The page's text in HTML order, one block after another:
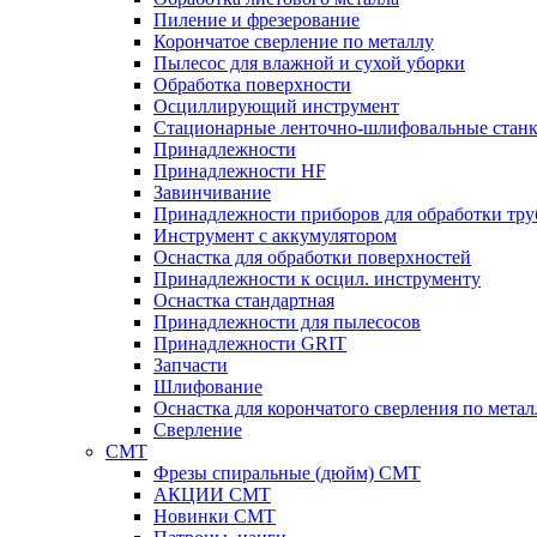
Пиление и фрезерование
Корончатое сверление по металлу
Пылесос для влажной и сухой уборки
Обработка поверхности
Осциллирующий инструмент
Стационарные ленточно-шлифовальные
Принадлежности
Принадлежности HF
Завинчивание
Принадлежности приборов для обработки
Инструмент с аккумулятором
Оснастка для обработки поверхностей
Принадлежности к осцил. инструменту
Оснастка стандартная
Принадлежности для пылесосов
Принадлежности GRIT
Запчасти
Шлифование
Оснастка для корончатого сверления по
Сверление
CMT
Фрезы спиральные (дюйм) СМТ
АКЦИИ СМТ
Новинки CMT